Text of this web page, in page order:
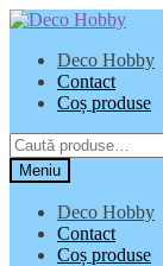
Sari
navigare
Sari
conținutDeco Hobby
Contact
Coș produse
Caută
după:
Meniu
Deco Hobby
Contact
Coș produse